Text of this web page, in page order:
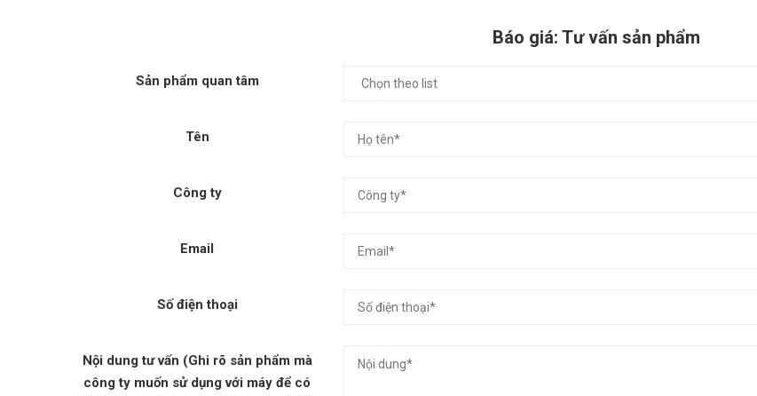
Báo giá: Tư vấn sản phẩm
Sản phẩm quan tâm
Tên
Công ty
Email
Số điện thoại
Nội dung tư vấn (Ghi rõ sản phẩm mà
công ty muốn sử dụng với máy để có